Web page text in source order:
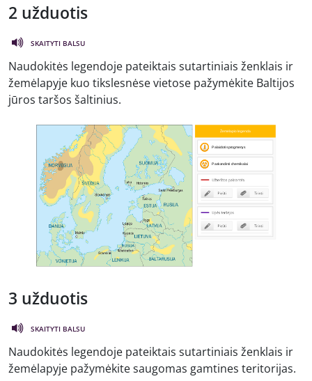
2 užduotis
SKAITYTI BALSU
Naudokitės legendoje pateiktais sutartiniais ženklais ir
žemėlapyje kuo tikslesnėse vietose pažymėkite Baltijos
jūros taršos šaltinius.
3 užduotis
SKAITYTI BALSU
Naudokitės legendoje pateiktais sutartiniais ženklais ir
žemėlapyje pažymėkite saugomas gamtines teritorijas.